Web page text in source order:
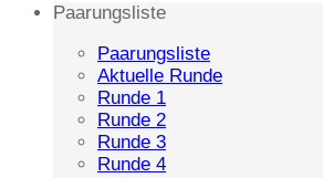
Paarungsliste
Paarungsliste
Aktuelle Runde
Runde 1
Runde 2
Runde 3
Runde 4